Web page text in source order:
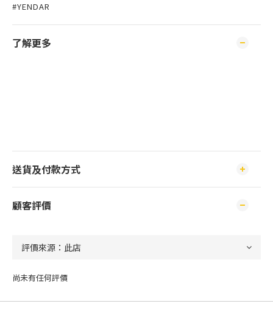
#YENDAR
了解更多
送貨及付款方式
顧客評價
尚未有任何評價